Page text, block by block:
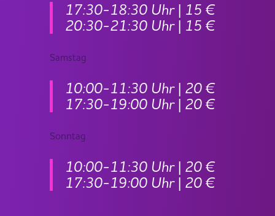
17:30-18:30 Uhr | 15 €
20:30-21:30 Uhr | 15 €
Samstag
10:00-11:30 Uhr | 20 €
17:30-19:00 Uhr | 20 €
Sonntag
10:00-11:30 Uhr | 20 €
17:30-19:00 Uhr | 20 €